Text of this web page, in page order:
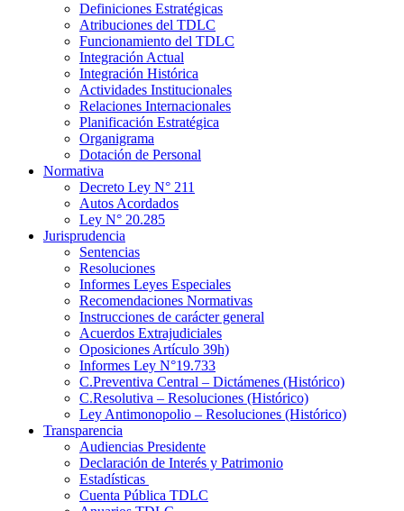
Definiciones Estratégicas
Atribuciones del TDLC
Funcionamiento del TDLC
Integración Actual
Integración Histórica
Actividades Institucionales
Relaciones Internacionales
Planificación Estratégica
Organigrama
Dotación de Personal
Normativa
Decreto Ley N° 211
Autos Acordados
Ley N° 20.285
Jurisprudencia
Sentencias
Resoluciones
Informes Leyes Especiales
Recomendaciones Normativas
Instrucciones de carácter general
Acuerdos Extrajudiciales
Oposiciones Artículo 39h)
Informes Ley N°19.733
C.Preventiva Central – Dictámenes (Histórico)
C.Resolutiva – Resoluciones (Histórico)
Ley Antimonopolio – Resoluciones (Histórico)
Transparencia
Audiencias Presidente
Declaración de Interés y Patrimonio
Estadísticas
Cuenta Pública TDLC